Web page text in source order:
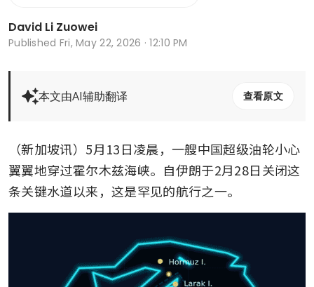
David Li Zuowei
Published Fri, May 22, 2026 · 12:10 PM
本文由AI辅助翻译 查看原文
（新加坡讯）5月13日凌晨，一艘中国超级油轮小心
翼翼地穿过霍尔木兹海峡。自伊朗于2月28日关闭这
条关键水道以来，这是罕见的航行之一。